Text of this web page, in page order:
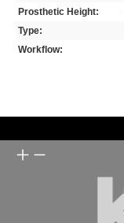
Prosthetic Height:
Type:
Workflow: